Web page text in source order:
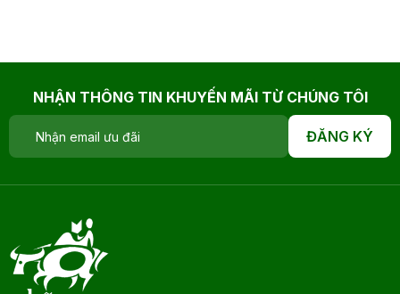
NHẬN THÔNG TIN KHUYẾN MÃI TỪ CHÚNG TÔI
ĐĂNG KÝ